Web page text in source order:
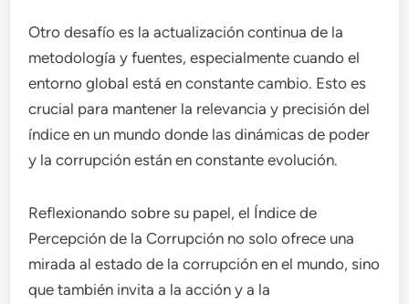
Otro desafío es la actualización continua de la
metodología y fuentes, especialmente cuando el
entorno global está en constante cambio. Esto es
crucial para mantener la relevancia y precisión del
índice en un mundo donde las dinámicas de poder
y la corrupción están en constante evolución.
Reflexionando sobre su papel, el Índice de
Percepción de la Corrupción no solo ofrece una
mirada al estado de la corrupción en el mundo, sino
que también invita a la acción y a la